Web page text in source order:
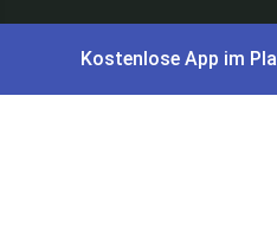
Gutscheine, Coupons &
Kostenlose App im